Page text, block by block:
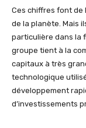
Ces chiffres font de
de la planète. Mais
particulière dans la
groupe tient à la
capitaux à très
technologique
développement
d’investissements